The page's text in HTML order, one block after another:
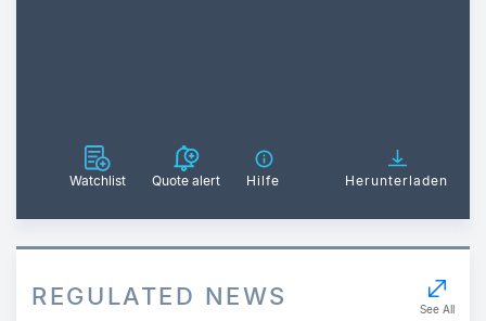
Watchlist Quote alert Hilfe Herunterladen
REGULATED NEWS See All